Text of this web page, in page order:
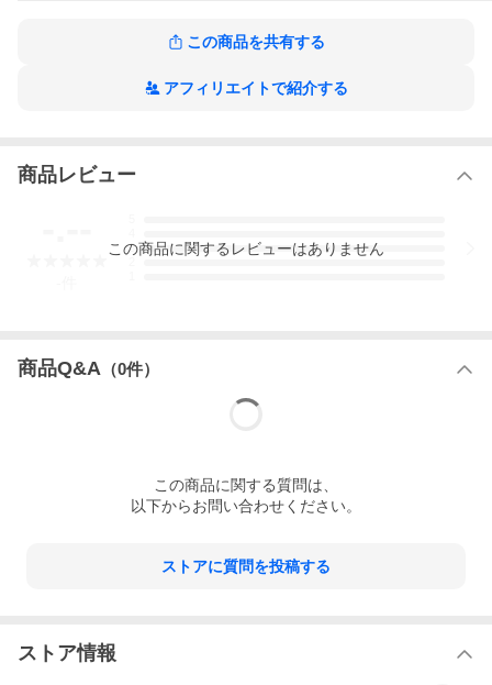
この商品を共有する
アフィリエイトで紹介する
商品レビュー
3
この商品に関するレビューはありません
商品Q&A （0件）
この商品に関する質問は、
以下からお問い合わせください。
ストアに質問を投稿する
ストア情報